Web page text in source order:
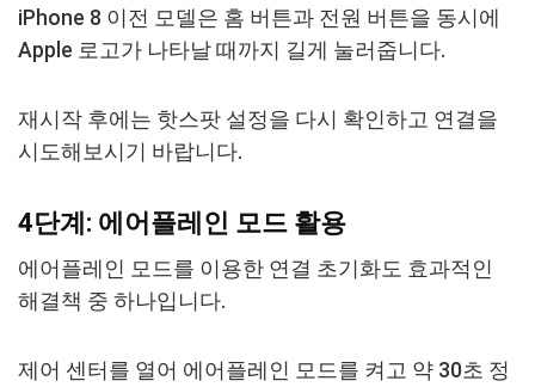
iPhone 8 이전 모델은 홈 버튼과 전원 버튼을 동시에
Apple 로고가 나타날 때까지 길게 눌러줍니다.
재시작 후에는 핫스팟 설정을 다시 확인하고 연결을
시도해보시기 바랍니다.
4단계: 에어플레인 모드 활용
에어플레인 모드를 이용한 연결 초기화도 효과적인
해결책 중 하나입니다.
제어 센터를 열어 에어플레인 모드를 켜고 약 30초 정